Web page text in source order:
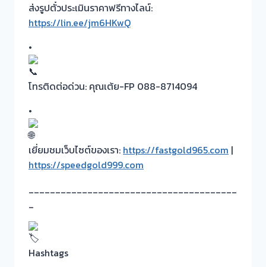
ส่งรูปตั๋วประเมินราคาฟรีทางไลน์:
https://lin.ee/jm6HKwQ
•
โทรติดต่อด่วน: คุณเต้ย-FP 088-8714094
•
เยี่ยมชมเว็บไซต์ของเรา: https://fastgold965.com |
https://speedgold999.com
_______________________________________
_
Hashtags